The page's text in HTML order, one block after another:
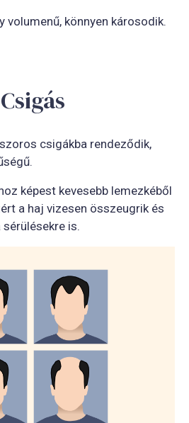
volumenű, könnyen károsodik.
csigákba rendeződik,
képest kevesebb lemezkéből
a haj vizesen összeugrik és
is.